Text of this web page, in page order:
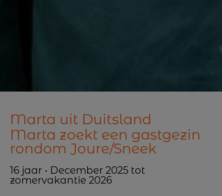
Marta uit Duitsland
Marta zoekt een gastgezin
rondom Joure/Sneek
16 jaar • December 2025 tot
zomervakantie 2026